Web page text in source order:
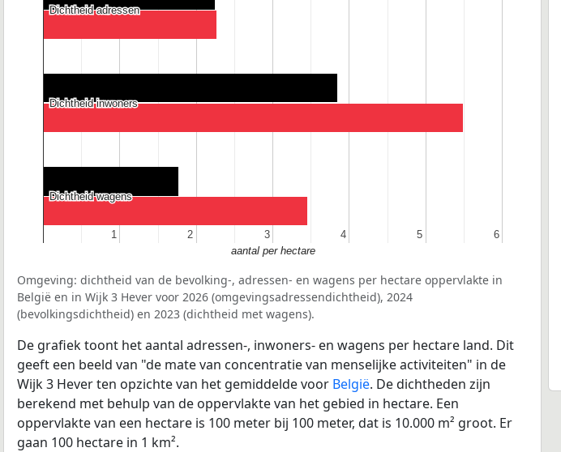
11 2
2 3
3 4
4 5
5 6
6
Dichtheid adressen
Dichtheid adressen
Dichtheid inwoners
Dichtheid inwoners
Dichtheid wagens
Dichtheid wagens
aantal per hectare
Omgeving: dichtheid van de bevolking-, adressen- en wagens per hectare oppervlakte in
België en in Wijk 3 Hever voor 2026 (omgevingsadressendichtheid), 2024
(bevolkingsdichtheid) en 2023 (dichtheid met wagens).
De grafiek toont het aantal adressen-, inwoners- en wagens per hectare land. Dit
geeft een beeld van "de mate van concentratie van menselijke activiteiten" in de
Wijk 3 Hever ten opzichte van het gemiddelde voor België. De dichtheden zijn
berekend met behulp van de oppervlakte van het gebied in hectare. Een
oppervlakte van een hectare is 100 meter bij 100 meter, dat is 10.000 m² groot. Er
gaan 100 hectare in 1 km².